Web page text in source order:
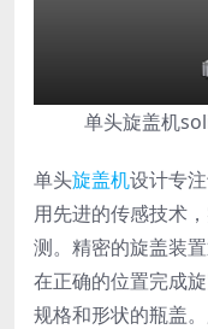
单头旋盖机
单头旋盖机设计专
用先进的传感技术
测。精密的旋盖装
在正确的位置完成
规格和形状的瓶盖